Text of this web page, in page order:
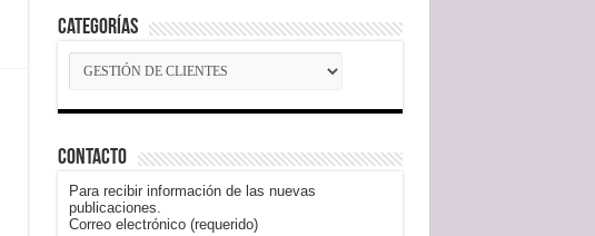
Categorías
Categorías
Contacto
Para recibir información de las nuevas
publicaciones.
Correo electrónico (requerido)